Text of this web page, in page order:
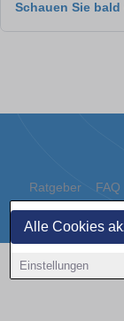
Alle Cookies
Einstellungen
Schauen Sie
Ratgeber FAQ
Copyright © 2000 -